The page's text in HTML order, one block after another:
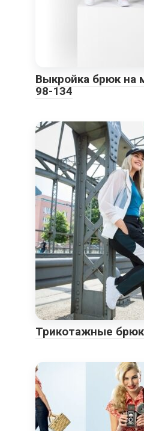
Выкройка брюк на
98-134
Трикотажные